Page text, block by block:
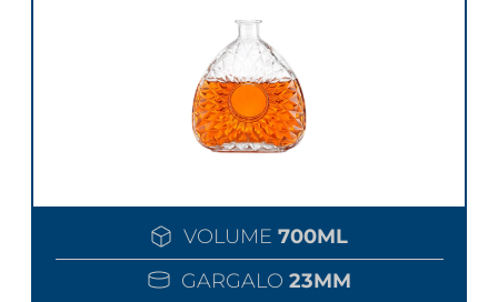
VOLUME 700ML
GARGALO 23MM